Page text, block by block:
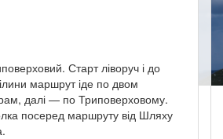
Старт ліворуч і до
маршрут іде по двом
далі — по Триповерховому.
посеред маршруту від Шляху